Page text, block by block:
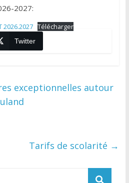
2027:
2026.2027 Télécharger
Twitter
exceptionnelles autour
Tarifs de scolarité →